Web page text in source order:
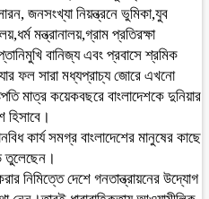
জনসংখ্যা নিয়ন্ত্রনে ভুমিকা,যুব
মন্ত্রানালয়,গ্রাম প্রতিরক্ষা
বানিজ্য এবং প্রবাসে শ্রমিক
ফল সারা মধ্যপ্রাচ্য জোরে এখনো
মাত্র কয়েকবছরে বাংলাদেশকে দুনিয়ার
কার্য সমগ্র বাংলাদেশের মানুষের কাছে
তুলেছেন।
নিমিত্তে দেশে গনতান্ত্রায়নের উদ্যোগ